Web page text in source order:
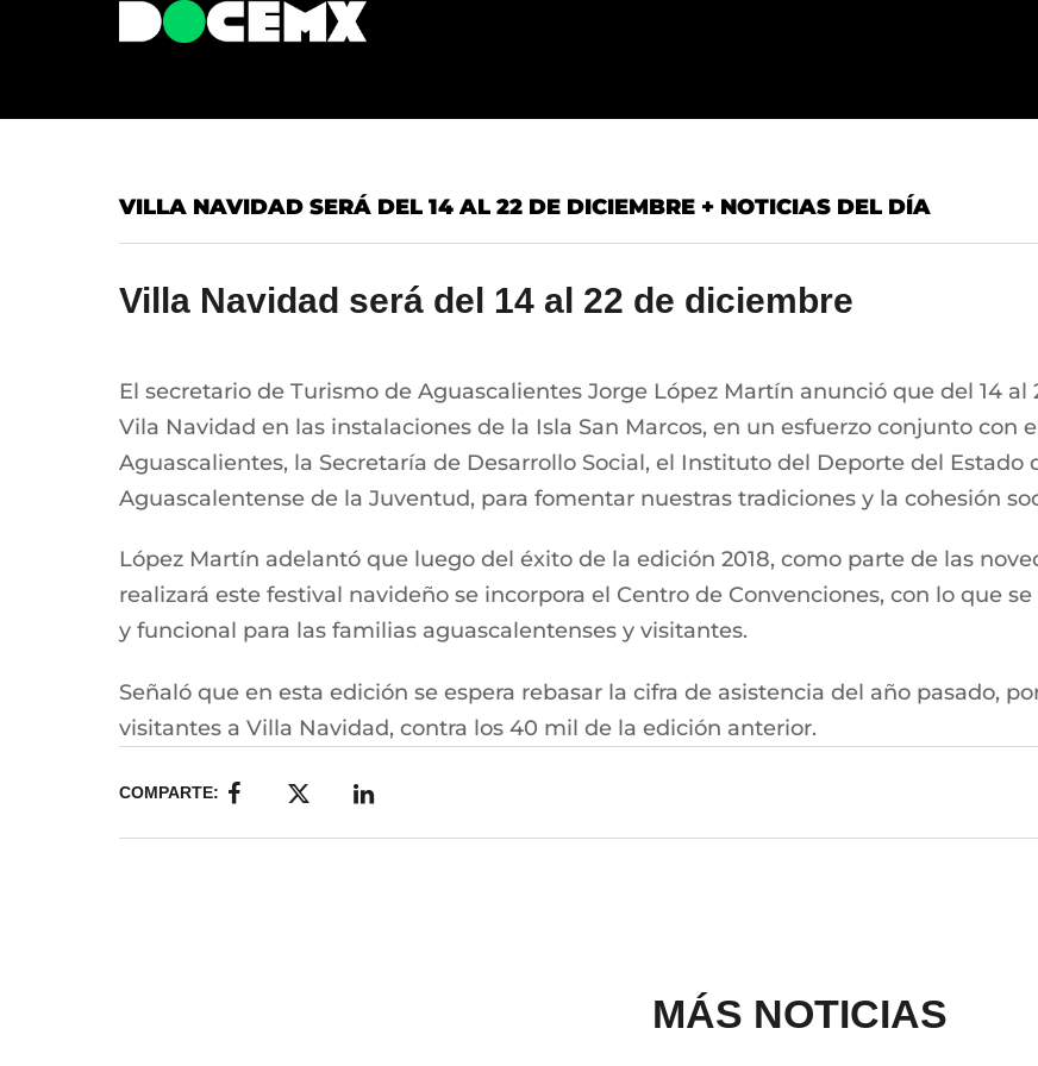
VILLA NAVIDAD SERÁ DEL 14 AL 22 DE DICIEMBRE + NOTICIAS DEL DÍA
Villa Navidad será del 14 al 22 de diciembre
El secretario de Turismo de Aguascalientes Jorge López Martín anunció que del 14
Vila Navidad en las instalaciones de la Isla San Marcos, en un esfuerzo conjunto con
Aguascalientes, la Secretaría de Desarrollo Social, el Instituto del Deporte del
Aguascalentense de la Juventud, para fomentar nuestras tradiciones y la cohesión
López Martín adelantó que luego del éxito de la edición 2018, como parte de las
realizará este festival navideño se incorpora el Centro de Convenciones, con lo que
y funcional para las familias aguascalentenses y visitantes.
Señaló que en esta edición se espera rebasar la cifra de asistencia del año pasado,
visitantes a Villa Navidad, contra los 40 mil de la edición anterior.
COMPARTE:
MÁS NOTICIAS